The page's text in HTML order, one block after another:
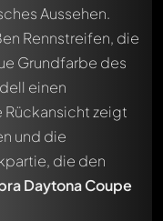
Aussehen.
Rennstreifen, die
Grundfarbe des
einen
Rückansicht zeigt
und die
die den
Daytona Coupe